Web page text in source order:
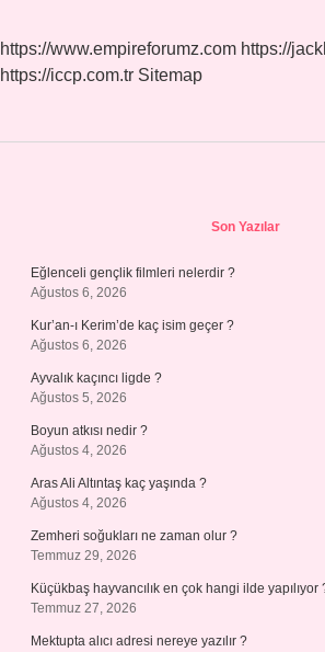
Yazılara
Ne
https://www.empireforumz.com https://
https://iccp.com.tr Sitemap
Son Yazılar
Eğlenceli gençlik filmleri nelerdir ?
Ağustos 6, 2026
Kur’an-ı Kerim’de kaç isim geçer ?
Ağustos 6, 2026
Ayvalık kaçıncı ligde ?
Ağustos 5, 2026
Boyun atkısı nedir ?
Ağustos 4, 2026
Aras Ali Altıntaş kaç yaşında ?
Ağustos 4, 2026
Zemheri soğukları ne zaman olur ?
Temmuz 29, 2026
Küçükbaş hayvancılık en çok hangi ilde yapılıyor
Temmuz 27, 2026
Mektupta alıcı adresi nereye yazılır ?